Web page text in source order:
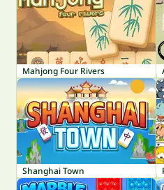
Mahjong Four Rivers
Shanghai Town